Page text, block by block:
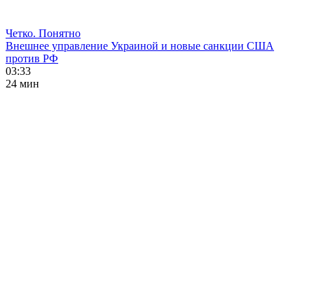
Четко. Понятно
Внешнее управление Украиной и новые санкции США
против РФ
03:33
24 мин